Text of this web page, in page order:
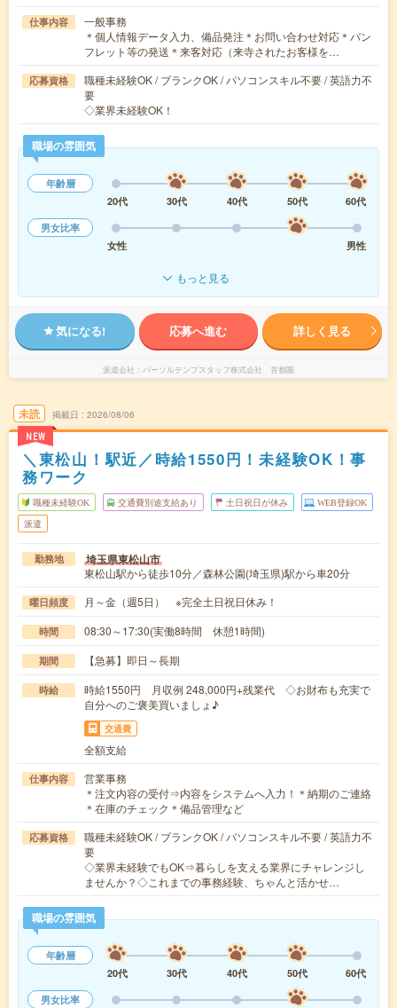
仕事内容
一般事務
＊個人情報データ入力、備品発注＊お問い合わせ対応＊パン
フレット等の発送＊来客対応（来寺されたお客様を…
応募資格
職種未経験OK / ブランクOK / パソコンスキル不要 / 英語力不
要
◇業界未経験OK！
職場の雰囲気
年齢層
20代
30代 40代 50代
60代
男女比率
女性
男性
もっと見る
気になる! 応募へ進む 詳しく見る
派遣会社 パーソルテンプスタッフ株式会社 首都圏
未読
NEW
掲載日 2026/08/06
＼東松山！駅近／時給1550円！未経験OK！事
務ワーク
職種未経験OK 交通費別途支給あり 土日祝日が休み WEB登録OK
派遣
勤務地 埼玉県東松山市
東松山駅から徒歩10分／森林公園(埼玉県)駅から車20分
曜日頻度 月～金（週5日） ※完全土日祝日休み！
時間 08:30～17:30(実働8時間 休憩1時間)
期間 【急募】即日～長期
時給
時給1550円 月収例 248,000円+残業代 ◇お財布も充実で
自分へのご褒美買いましょ♪
交通費
全額支給
仕事内容
営業事務
＊注文内容の受付⇒内容をシステムへ入力！＊納期のご連絡
＊在庫のチェック＊備品管理など
応募資格
職種未経験OK / ブランクOK / パソコンスキル不要 / 英語力不
要
◇業界未経験でもOK⇒暮らしを支える業界にチャレンジし
ませんか？◇これまでの事務経験、ちゃんと活かせ…
職場の雰囲気
年齢層
20代
30代 40代 50代
60代
男女比率